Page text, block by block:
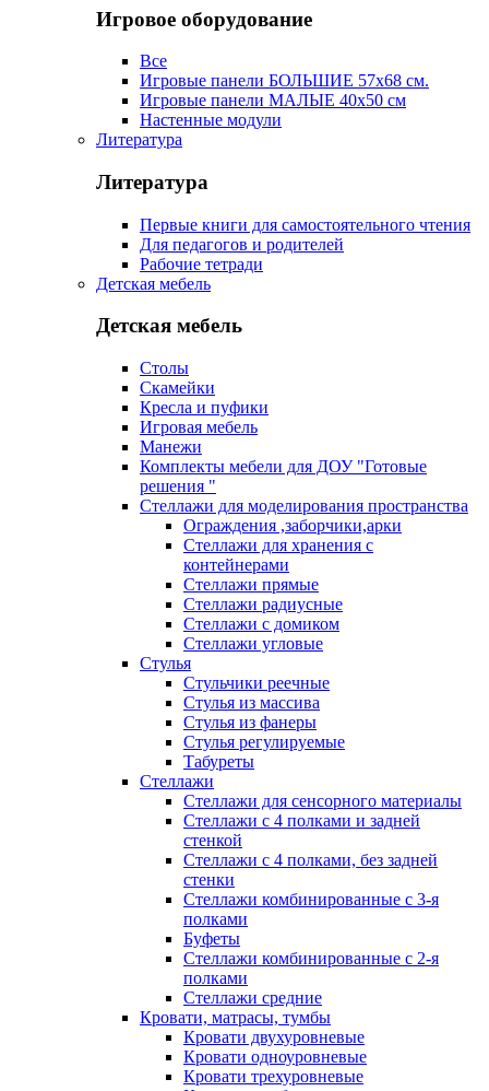
Игровое оборудование
Все
Игровые панели БОЛЬШИЕ 57х68 см.
Игровые панели МАЛЫЕ 40х50 см
Настенные модули
Литература
Литература
Первые книги для самостоятельного чтения
Для педагогов и родителей
Рабочие тетради
Детская мебель
Детская мебель
Столы
Скамейки
Кресла и пуфики
Игровая мебель
Манежи
Комплекты мебели для ДОУ "Готовые
решения "
Стеллажи для моделирования пространства
Ограждения ,заборчики,арки
Стеллажи для хранения с
контейнерами
Стеллажи прямые
Стеллажи радиусные
Стеллажи с домиком
Стеллажи угловые
Стулья
Стульчики реечные
Стулья из массива
Стулья из фанеры
Стулья регулируемые
Табуреты
Стеллажи
Стеллажи для сенсорного материалы
Стеллажи с 4 полками и задней
стенкой
Стеллажи с 4 полками, без задней
стенки
Стеллажи комбинированные с 3-я
полками
Буфеты
Стеллажи комбинированные с 2-я
полками
Стеллажи средние
Кровати, матрасы, тумбы
Кровати двухуровневые
Кровати одноуровневые
Кровати трехуровневые